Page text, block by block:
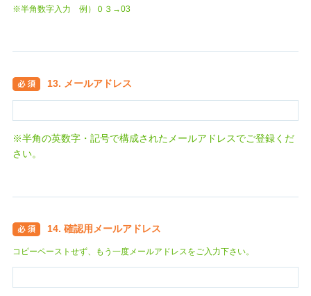
※半角数字入力 例）０３→03
13. メールアドレス
※半角の英数字・記号で構成されたメールアドレスでご登録くだ
さい。
14. 確認用メールアドレス
コピーペーストせず、もう一度メールアドレスをご入力下さい。